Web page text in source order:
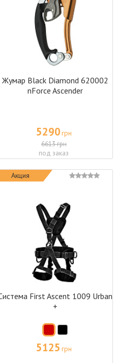
Жумар Black Diamond 620002
nForce Ascender
5290грн
6613 грн
под заказ
Акция
First Ascent 1009 Urban
+
5125 грн